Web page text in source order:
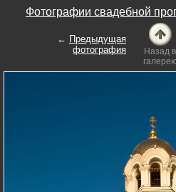
Фотографии свадебной
← Предыдущая
фотография
Назад в